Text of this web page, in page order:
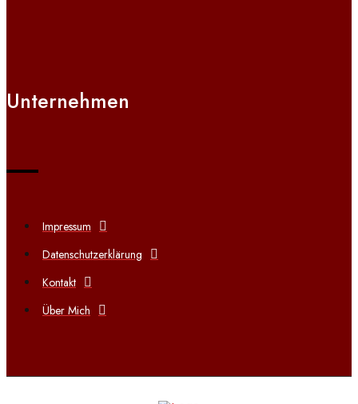
Unternehmen
Impressum
Datenschutzerklärung
Kontakt
Über Mich